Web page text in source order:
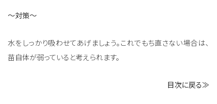
〜対策〜
水をしっかり吸わせてあげましょう。これでもち直さない場合は、
苗自体が弱っていると考えられます。
目次に戻る≫